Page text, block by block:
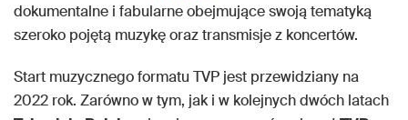
dokumentalne i fabularne obejmujące swoją tematyką
szeroko pojętą muzykę oraz transmisje z koncertów.
Start muzycznego formatu TVP jest przewidziany na
2022 rok. Zarówno w tym, jak i w kolejnych dwóch latach